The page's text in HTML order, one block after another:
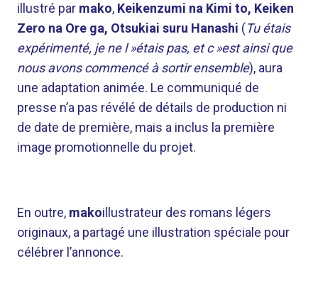
illustré par mako, Keikenzumi na Kimi to, Keiken
Zero na Ore ga, Otsukiai suru Hanashi (Tu étais
expérimenté, je ne l »étais pas, et c »est ainsi que
nous avons commencé à sortir ensemble), aura
une adaptation animée. Le communiqué de
presse n’a pas révélé de détails de production ni
de date de première, mais a inclus la première
image promotionnelle du projet.
En outre, makoillustrateur des romans légers
originaux, a partagé une illustration spéciale pour
célébrer l’annonce.